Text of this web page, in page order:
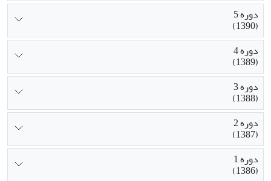
دوره 5
(1390)
دوره 4
(1389)
دوره 3
(1388)
دوره 2
(1387)
دوره 1
(1386)